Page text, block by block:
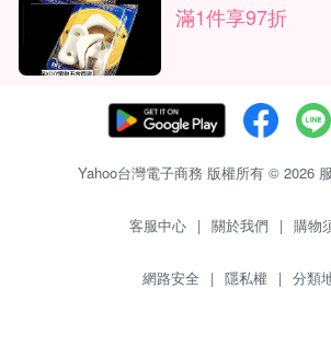
滿1件享97折
Yahoo台灣電子商務 版權所有 © 2026
客服中心 | 關於我們 | 購物
網路安全 | 隱私權 | 分類